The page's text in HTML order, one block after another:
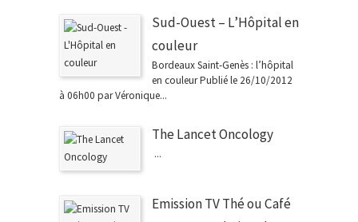
Sud-Ouest – L’Hôpital en
couleur
Bordeaux Saint-Genès : l’hôpital
en couleur Publié le 26/10/2012
à 06h00 par Véronique...
The Lancet Oncology
...
Emission TV Thé ou Café